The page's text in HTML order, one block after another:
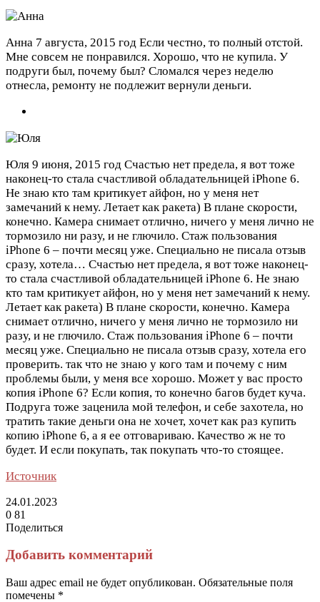
Анна 7 августа, 2015 год Если честно, то полный отстой.
Мне совсем не понравился. Хорошо, что не купила. У
подруги был, почему был? Сломался через неделю
отнесла, ремонту не подлежит вернули деньги.
Юля 9 июня, 2015 год Счастью нет предела, я вот тоже
наконец-то стала счастливой обладательницей iPhone 6.
Не знаю кто там критикует айфон, но у меня нет
замечаний к нему. Летает как ракета) В плане скорости,
конечно. Камера снимает отлично, ничего у меня лично не
тормозило ни разу, и не глючило. Стаж пользования
iPhone 6 – почти месяц уже. Специально не писала отзыв
сразу, хотела… Счастью нет предела, я вот тоже наконец-
то стала счастливой обладательницей iPhone 6. Не знаю
кто там критикует айфон, но у меня нет замечаний к нему.
Летает как ракета) В плане скорости, конечно. Камера
снимает отлично, ничего у меня лично не тормозило ни
разу, и не глючило. Стаж пользования iPhone 6 – почти
месяц уже. Специально не писала отзыв сразу, хотела его
проверить. так что не знаю у кого там и почему с ним
проблемы были, у меня все хорошо. Может у вас просто
копия iPhone 6? Если копия, то конечно багов будет куча.
Подруга тоже заценила мой телефон, и себе захотела, но
тратить такие деньги она не хочет, хочет как раз купить
копию iPhone 6, а я ее отговариваю. Качество ж не то
будет. И если покупать, так покупать что-то стоящее.
Источник
24.01.2023
0 81
Поделиться
через
электронную
почту
Добавить комментарий
Ваш адрес email не будет опубликован. Обязательные поля
помечены *